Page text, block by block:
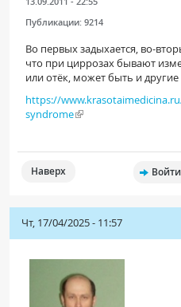
Публикации: 9214
Во первых задыхается, во-
что при циррозах бывают
или отёк, может быть и другие
https://
syndrome
Наверх Войти
Чт, 17/04/2025 - 11:57